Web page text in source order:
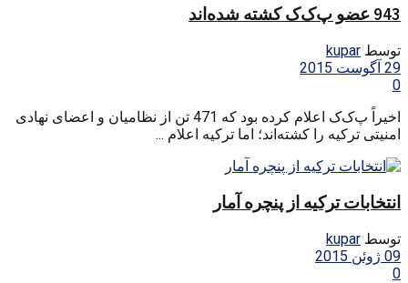
943 عضو پ‌ک‌ک کشته شده‌اند
توسط kupar
29 آگوست 2015
0
اخیراً پ‌ک‌ک اعلام کرده بود که 471 تن از نظامیان و اعضای نهادی
امنیتی ترکیه را کشته‌اند؛ اما ترکیه اعلام ...
انتخابات ترکیه از پنچره آمار
توسط kupar
09 ژوئن 2015
0